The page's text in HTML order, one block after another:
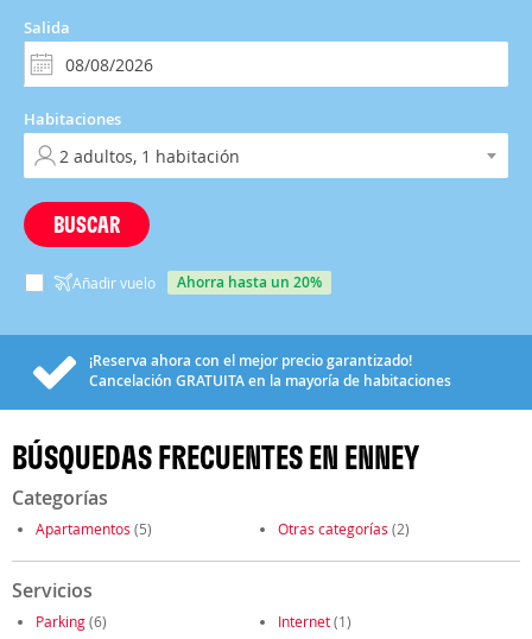
Salida
Habitaciones
BUSCAR
Añadir vuelo ahorra hasta un 20%
¡Reserva ahora con el mejor precio garantizado!
Cancelación GRATUITAen la mayoría de habitaciones
BÚSQUEDAS FRECUENTES EN ENNEY
Categorías
Apartamentos (5) Otras categorías (2)
Servicios
Parking(6) Internet(1)